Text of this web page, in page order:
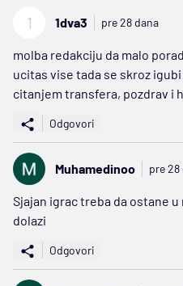
1 1dva3 pre 28 dana
molba redakciju da malo
ucitas vise tada se skroz
citanjem transfera, pozdrav i
Odgovori
Muhamedinoo pre 28
Sjajan igrac treba da ostane
dolazi
Odgovori